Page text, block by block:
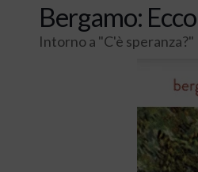
Bergamo:
Intorno a "C'è speranza?"